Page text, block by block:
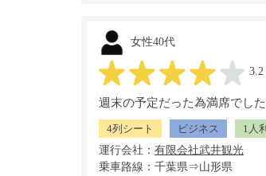
女性40代
3.2
週末の予定だった為満席でし
4列シート ビジネス
1人
運行会社：
乗車路線：千葉県⇒山形県